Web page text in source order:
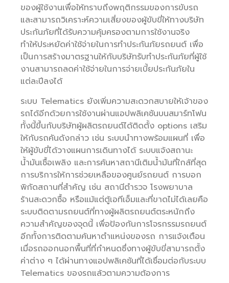
ของผู้ใช้งานเพื่อให้ทราบถึงพฤติกรรมของการขับรถ
และสามารถวิเคราะห์ความเสี่ยงของผู้ขับขี่ให้ทางบริษัท
ประกันภัยที่ได้รับความคุ้มครองตามการใช้งานจริง
ทำให้ประหยัดค่าใช้จ่ายในการทำประกันภัยรถยนต์ เพื่อ
เป็นการสร้างมาตรฐานให้กับบริษัทรับทำประกันภัยที่ผู้ใช้
งานสามารถลดค่าใช้จ่ายในการจ่ายเบี้ยประกันภัยใน
แต่ละปีลงได้
ระบบ Telematics ยังเพิ่มความสะดวกสบายให้เจ้าของ
รถได้อีกด้วยการใช้งานผ่านแอปพลิเคชันบนสมาร์ทโฟน
ทั้งนี้ขึ้นกับบริษัทผู้ผลิตรถยนต์ได้ติดตั้ง options เสริม
ให้กับรถคันดังกล่าว เช่น ระบบนำทางพร้อมแผนที่ เพื่อ
ให้ผู้ขับขี่ได้วางแผนการเดินทางได้ ระบบแจ้งสถานะ
น้ำมันเชื้อเพลิง และการค้นหาสถานีเติมน้ำมันที่ใกล้ที่สุด
การบริการให้การช่วยเหลือของศูนย์รถยนต์ การบอก
พิกัดสถานที่สำคัญ เช่น สถานีตำรวจ โรงพยาบาล
ร้านสะดวกซื้อ หรือแม้แต่ตู้เอทีเอ็มและที่ขาดไม่ได้เลยคือ
ระบบติดตามรถยนต์ที่ทางผู้ผลิตรถยนต์ตระหนักถึง
ความสำคัญของจุดนี้ เพื่อป้องกันการโจรกรรมรถยนต์
อีกทั้งการติดตามค้นหาตำแหน่งของรถ การแจ้งเตือน
เมื่อรถออกนอกพื้นที่ที่กำหนดซึ่งทางผู้ขับขี่สามารถตั้ง
ค่าต่าง ๆ ได้ผ่านทางแอปพลิเคชันที่ได้เชื่อมต่อกับระบบ
Telematics ของรถแล้วตามความต้องการ